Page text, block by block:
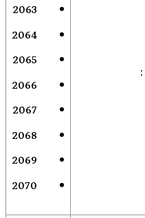
:
2063
2064
2065
2066
2067
2068
2069
2070